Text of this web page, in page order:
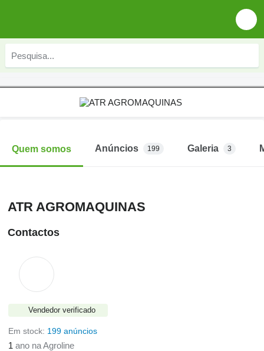
Quem somos Anúncios 199 Galeria 3
ATR AGROMAQUINAS
Contactos
Vendedor verificado
Em stock: 199 anúncios
1 ano na Agroline